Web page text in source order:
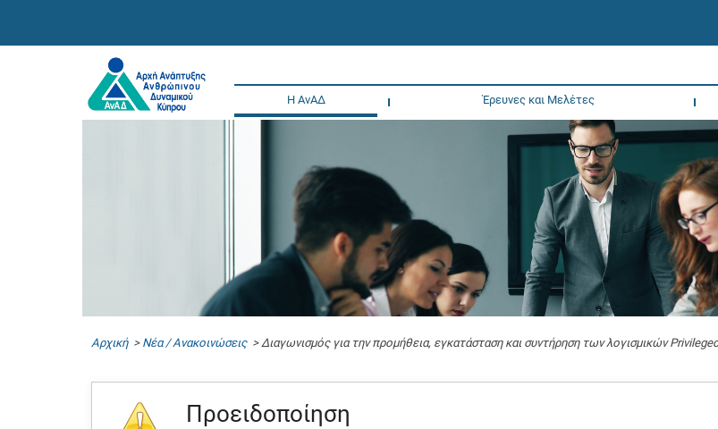
Η ΑνΑΔ Έρευνες και Μελέτες
Αρχική> Νέα / Ανακοινώσεις> Διαγωνισμός για την προμήθεια, εγκατάσταση και συντήρηση των λογισμικών
Προειδοποίηση